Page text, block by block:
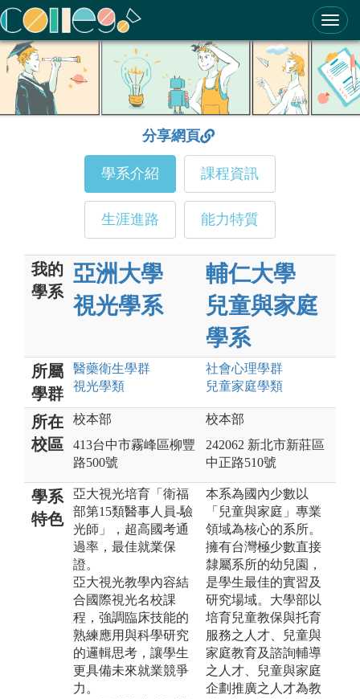
ColleGo! 大學選才與高中育才輔助系統
分享網頁
學系介紹 課程資訊
生涯進路 能力特質
我的
學系
亞洲大學
視光學系
輔仁大學
兒童與家庭
學系
所屬
學群
醫藥衛生學群
視光學類
社會心理學群
兒童家庭學類
所在
校區
校本部
413台中市霧峰區柳豐
路500號
校本部
242062 新北市新莊區
中正路510號
學系
特色
亞大視光培育「衛福
部第15類醫事人員-驗
光師」，超高國考通
過率，最佳就業保
證。
亞大視光教學內容結
合國際視光名校課
程，強調臨床技能的
熟練應用與科學研究
的邏輯思考，讓學生
更具備未來就業競爭
力。
本系為國內少數以
「兒童與家庭」專業
領域為核心的系所。
擁有台灣極少數直接
隸屬系所的幼兒園，
是學生最佳的實習及
研究場域。大學部以
培育兒童教保與托育
服務之人才、兒童與
家庭教育及諮詢輔導
之人才、兒童與家庭
企劃推廣之人才為教